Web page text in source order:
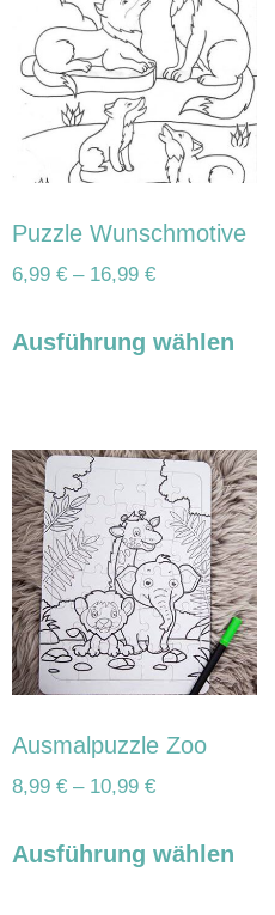
Puzzle Wunschmotive
6,99 € – 16,99 €
Ausführung wählen
Ausmalpuzzle Zoo
8,99 € – 10,99 €
Ausführung wählen